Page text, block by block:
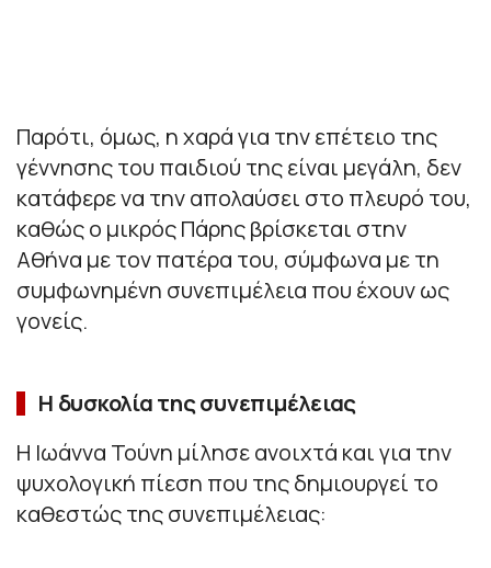
Παρότι, όμως, η χαρά για την επέτειο της
γέννησης του παιδιού της είναι μεγάλη, δεν
κατάφερε να την απολαύσει στο πλευρό του,
καθώς ο μικρός Πάρης βρίσκεται στην
Αθήνα με τον πατέρα του, σύμφωνα με τη
συμφωνημένη συνεπιμέλεια που έχουν ως
γονείς.
Η δυσκολία της συνεπιμέλειας
Η Ιωάννα Τούνη μίλησε ανοιχτά και για την
ψυχολογική πίεση που της δημιουργεί το
καθεστώς της συνεπιμέλειας: